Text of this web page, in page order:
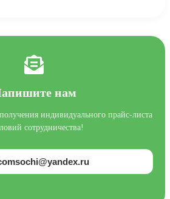
нам
индивидуального прайс-листа
сотрудничества!